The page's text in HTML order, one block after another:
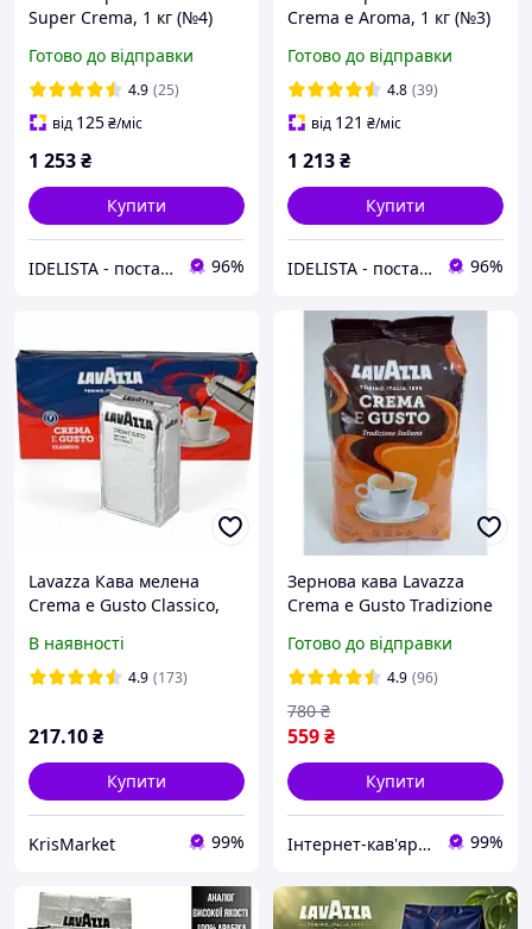
Super Crema, 1 кг (№4)
Готово до відправки
4.9 (25)
від 125₴/міс
1 253₴
Купити
IDELISTA - постачальник продуктів харчування 96%
Crema e Aroma, 1 кг (№3)
Готово до відправки
4.8 (39)
від 121 ₴/міс
1 213₴
Купити
IDELISTA - постачальник продуктів харчування 96%
Lavazza Кава мелена
Crema e Gusto Classico,
250 g
В наявності
4.9 (173)
217.10₴
Купити
KrisMarket 99%
Зернова кава Lavazza
Crema e Gusto Tradizione
Готово до відправки
4.9 (96)
559₴
780 ₴
Купити
Інтернет-кав'ярня Karamel 99%